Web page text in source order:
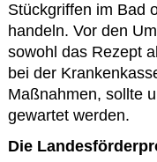
Stückgriffen im Bad
handeln. Vor den
sowohl das Rezept
bei der
Maßnahmen, sollte
gewartet werden.
Die